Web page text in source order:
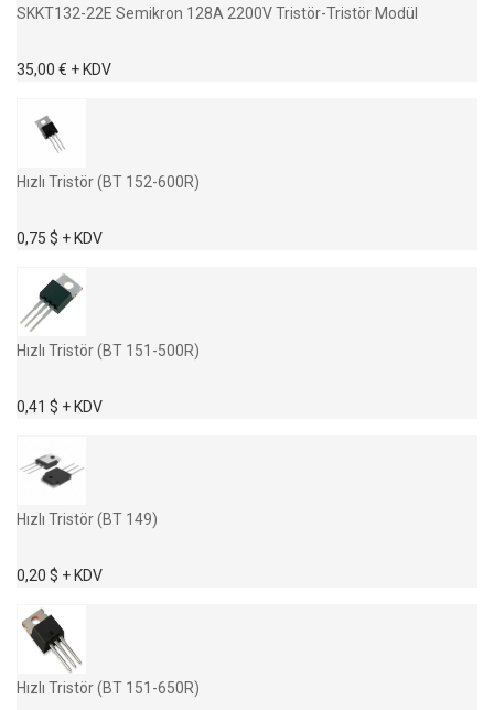
SKKT132-22E Semikron 128A 2200V Tristör-Tristör Modül
35,00 € + KDV
Hızlı Tristör (BT 152-600R)
0,75 $ + KDV
Hızlı Tristör (BT 151-500R)
0,41 $ + KDV
Hızlı Tristör (BT 149)
0,20 $ + KDV
Hızlı Tristör (BT 151-650R)